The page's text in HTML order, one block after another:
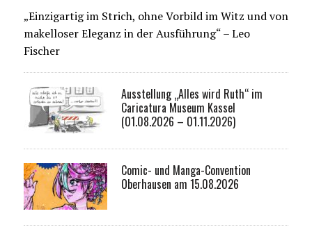
„Einzigartig im Strich, ohne Vorbild im Witz und von
makelloser Eleganz in der Ausführung“ – Leo
Fischer
Ausstellung „Alles wird Ruth“ im
Caricatura Museum Kassel
(01.08.2026 – 01.11.2026)
Comic- und Manga-Convention
Oberhausen am 15.08.2026